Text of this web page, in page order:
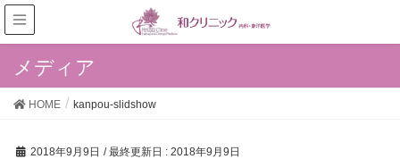
メディア
HOME kanpou-slidshow
2018年9月9日 / 最終更新日 : 2018年9月9日